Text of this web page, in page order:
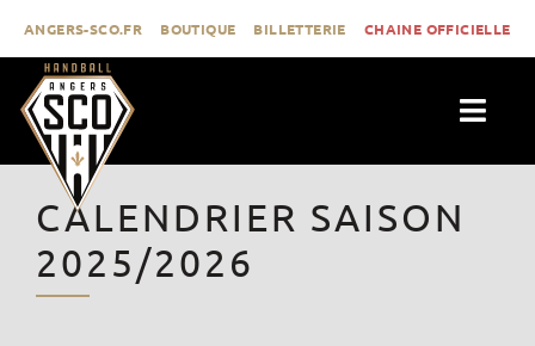
contenu
ANGERS-SCO.FR BOUTIQUE BILLETTERIE CHAINE OFFICIELLE
ACTUALITÉS
CLUB
PROLIGUE
CALENDRIER SAISON
2025/2026